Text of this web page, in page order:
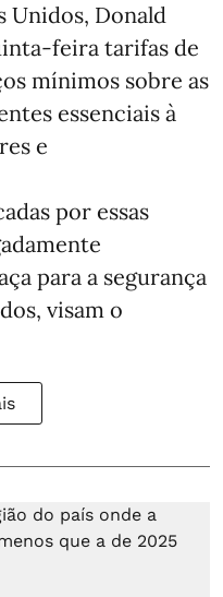
Unidos, Donald
feira tarifas de
mínimos sobre as
essenciais à
e
por essas
para a segurança
visam o